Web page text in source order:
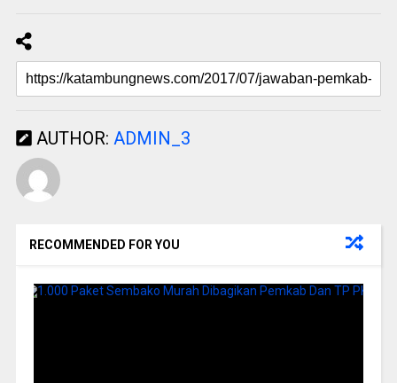
AUTHOR: ADMIN_3
RECOMMENDED FOR YOU